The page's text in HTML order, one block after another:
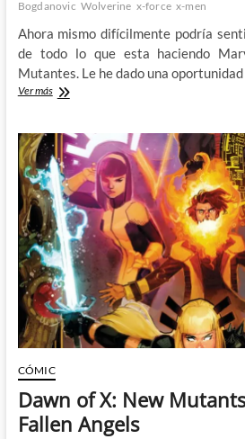
Bogdanovic Wolverine x-force x-men
Ahora mismo difícilmente podría
de todo lo que esta haciendo
Mutantes. Le he dado una
Ver másWolverine/Lobezno
Kubert
y
Bogdanovic
–
Por
fin
un
cómic
de
la
nueva
hornada
de
Mutantes
que
puedo
disfrutar
CÓMIC
Dawn of X: New
Fallen Angels